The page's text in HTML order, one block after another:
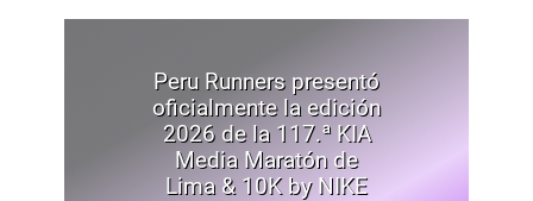
Peru Runners presentó
oficialmente la edición
2026 de la 117.ª KIA
Media Maratón de
Lima & 10K by NIKE